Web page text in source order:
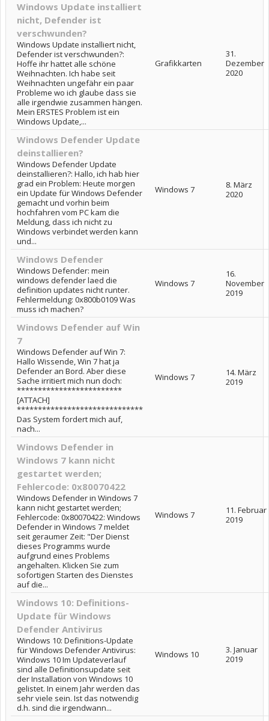
Windows Update installiert
nicht, Defender ist
verschwunden?
Windows Update installiert nicht,
Defender ist verschwunden?:
Hoffe ihr hattet alle schöne
Weihnachten. Ich habe seit
Weihnachten ungefähr ein paar
Probleme wo ich glaube dass sie
alle irgendwie zusammen hängen.
Mein ERSTES Problem ist ein
Windows Update,...
Grafikkarten
31.
Dezember
2020
Windows Defender Update
deinstallieren?
Windows Defender Update
deinstallieren?: Hallo, ich hab hier
grad ein Problem: Heute morgen
ein Update für Windows Defender
gemacht und vorhin beim
hochfahren vom PC kam die
Meldung, dass ich nicht zu
Windows verbindet werden kann
und...
Windows 7
8. März
2020
Windows Defender
Windows Defender: mein
windows defender laed die
definition updates nicht runter.
Fehlermeldung: 0x800b0109 Was
muss ich machen?
Windows 7
16.
November
2019
Windows Defender auf Win
7
Windows Defender auf Win 7:
Hallo Wissende, Win 7 hat ja
Defender an Bord. Aber diese
Sache irritiert mich nun doch:
*************************
[ATTACH]
******************************
Das System fordert mich auf,
nach...
Windows 7
14. März
2019
Windows Defender in
Windows 7 kann nicht
gestartet werden;
Fehlercode: 0x80070422
Windows Defender in Windows 7
kann nicht gestartet werden;
Fehlercode: 0x80070422: Windows
Defender in Windows 7 meldet
seit geraumer Zeit: "Der Dienst
dieses Programms wurde
aufgrund eines Problems
angehalten. Klicken Sie zum
sofortigen Starten des Dienstes
auf die...
Windows 7
11. Februar
2019
Windows 10: Definitions-
Update für Windows
Defender Antivirus
Windows 10: Definitions-Update
für Windows Defender Antivirus:
Windows 10 Im Updateverlauf
sind alle Definitionsupdate seit
der Installation von Windows 10
gelistet. In einem Jahr werden das
sehr viele sein. Ist das notwendig
d.h. sind die irgendwann...
Windows 10
3. Januar
2019